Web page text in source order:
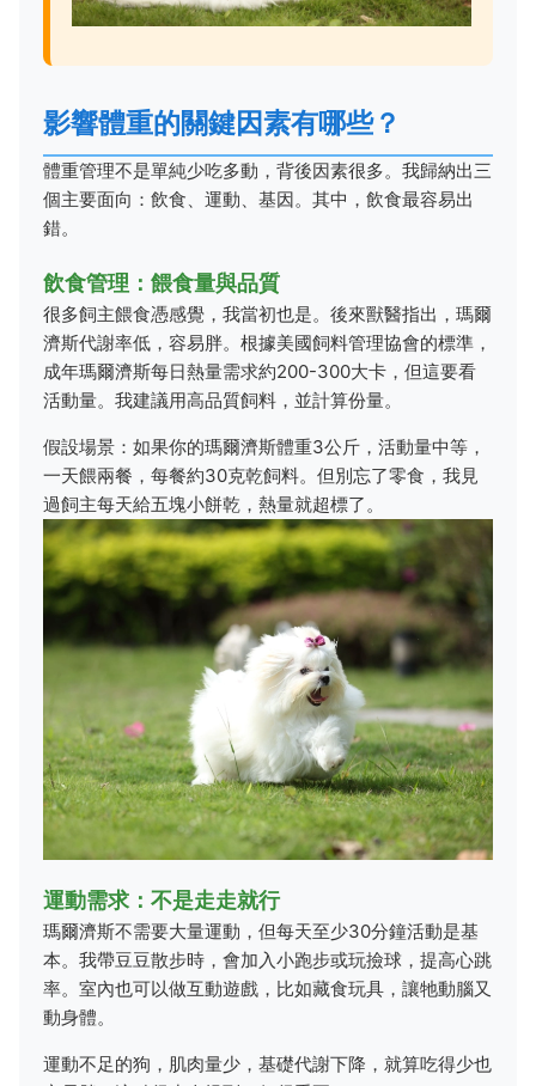
影響體重的關鍵因素有哪些？
體重管理不是單純少吃多動，背後因素很多。我歸納出三
個主要面向：飲食、運動、基因。其中，飲食最容易出
錯。
飲食管理：餵食量與品質
很多飼主餵食憑感覺，我當初也是。後來獸醫指出，瑪爾
濟斯代謝率低，容易胖。根據美國飼料管理協會的標準，
成年瑪爾濟斯每日熱量需求約200-300大卡，但這要看
活動量。我建議用高品質飼料，並計算份量。
假設場景：如果你的瑪爾濟斯體重3公斤，活動量中等，
一天餵兩餐，每餐約30克乾飼料。但別忘了零食，我見
過飼主每天給五塊小餅乾，熱量就超標了。
運動需求：不是走走就行
瑪爾濟斯不需要大量運動，但每天至少30分鐘活動是基
本。我帶豆豆散步時，會加入小跑步或玩撿球，提高心跳
率。室內也可以做互動遊戲，比如藏食玩具，讓牠動腦又
動身體。
運動不足的狗，肌肉量少，基礎代謝下降，就算吃得少也